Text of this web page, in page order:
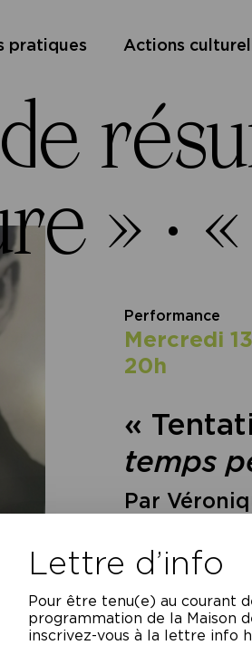
pratiques Actions
» ·
Performance
mercredi
20h
«
temps
Par
Lettre d’info
Pour être tenu(e) au courant
programmation de la Maison
inscrivez-vous à la lettre info